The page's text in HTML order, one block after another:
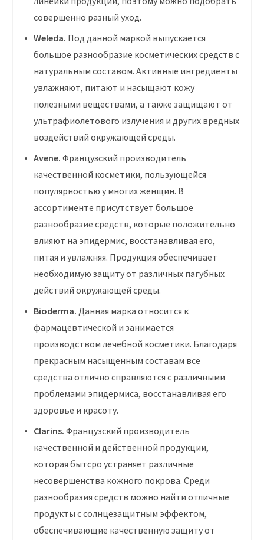
совершенно разный уход.
Weleda. Под данной маркой выпускается
большое разнообразие косметических средств с
натуральным составом. Активные ингредиенты
увлажняют, питают и насыщают кожу
полезными веществами, а также защищают от
ультрафиолетового излучения и других вредных
воздействий окружающей среды.
Avene. Французский производитель
качественной косметики, пользующейся
популярностью у многих женщин. В
ассортименте присутствует большое
разнообразие средств, которые положительно
влияют на эпидермис, восстанавливая его,
питая и увлажняя. Продукция обеспечивает
необходимую защиту от различных пагубных
действий окружающей среды.
Bioderma. Данная марка относится к
фармацевтической и занимается
производством лечебной косметики. Благодаря
прекрасным насыщенным составам все
средства отлично справляются с различными
проблемами эпидермиса, восстанавливая его
здоровье и красоту.
Clarins. Французский производитель
качественной и действенной продукции,
которая бытсро устраняет различные
несовершенства кожного покрова. Среди
разнообразия средств можно найти отличные
продукты с солнцезащитным эффектом,
обеспечивающие качественную защиту от